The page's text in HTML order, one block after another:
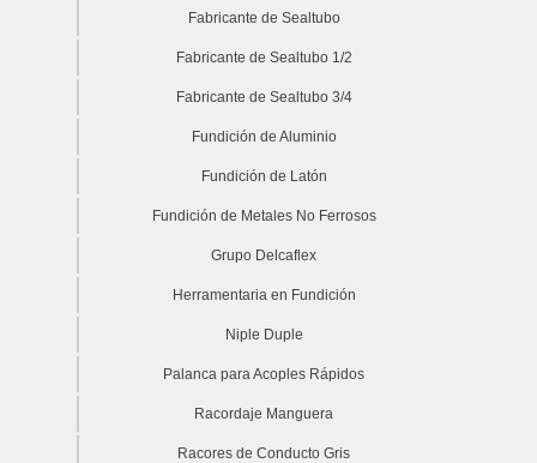
Fabricante de Sealtubo
Fabricante de Sealtubo 1/2
Fabricante de Sealtubo 3/4
Fundición de Aluminio
Fundición de Latón
Fundición de Metales No Ferrosos
Grupo Delcaflex
Herramentaria en Fundición
Niple Duple
Palanca para Acoples Rápidos
Racordaje Manguera
Racores de Conducto Gris